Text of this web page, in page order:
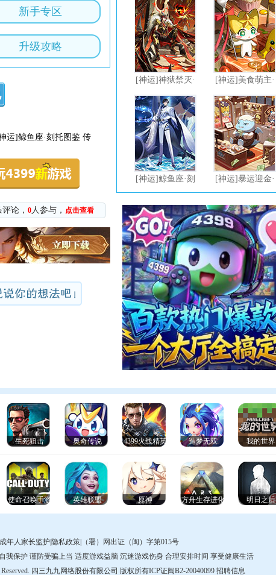
新手专区
升级攻略
运]鲸鱼座·刻托图鉴 传
论， 0人参与， 点击查看
[神运]神狱禁灭·
路因加德
[神运]美食萌主·
奶龙
[神运]鲸鱼座·刻
托
[神运]暴运迎金·
暴暴龙
生死狙击 奥奇传说 4399火线精英 造梦无双 我的世界
使命召唤手游 英雄联盟 原神 方舟生存进化 明日之后
年人家长监护 隐私政策
（署）网出证（闽）字第015号
我保护 谨防受骗上当 适度游戏益脑 沉迷游戏伤身 合理安排时间 享受健康生活
四三九九网络股份有限公司 版权所有ICP证闽B2-20040099 招聘信息